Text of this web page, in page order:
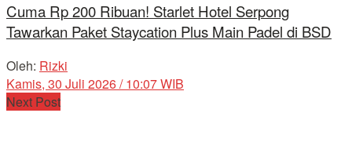
Cuma Rp 200 Ribuan! Starlet Hotel Serpong
Tawarkan Paket Staycation Plus Main Padel di BSD
Oleh: Rizki
Kamis, 30 Juli 2026 / 10:07 WIB
Next Post